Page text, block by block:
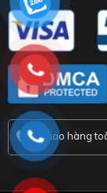
Giao hàng